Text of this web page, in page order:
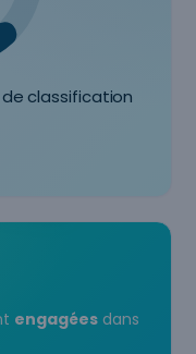
classification
engagées dans